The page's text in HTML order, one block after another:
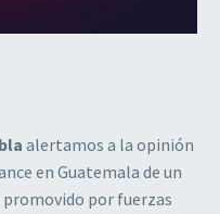
alertamos a la opinión
en Guatemala de un
promovido por fuerzas